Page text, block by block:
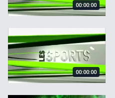
00:00:00
Les Sports du 02.07.10
00:00:00